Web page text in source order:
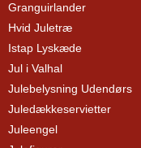
Granguirlander
Hvid Juletræ
Istap Lyskæde
Jul i Valhal
Julebelysning Udendørs
Juledækkeservietter
Juleengel